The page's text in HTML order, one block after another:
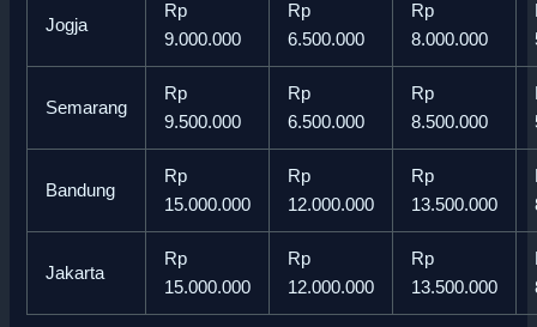
Jogja
Rp
9.000.000
Rp
6.500.000
Rp
8.000.000
Semarang
Rp
9.500.000
Rp
6.500.000
Rp
8.500.000
Bandung
Rp
15.000.000
Rp
12.000.000
Rp
13.500.000
Jakarta
Rp
15.000.000
Rp
12.000.000
Rp
13.500.000